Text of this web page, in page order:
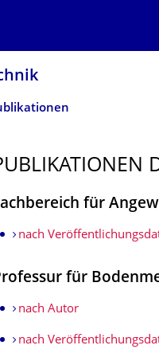
für
nach
für
nach Autor
nach